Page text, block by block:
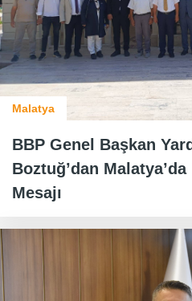
Malatya
BBP Genel Başkan
Boztuğ’dan
Mesajı